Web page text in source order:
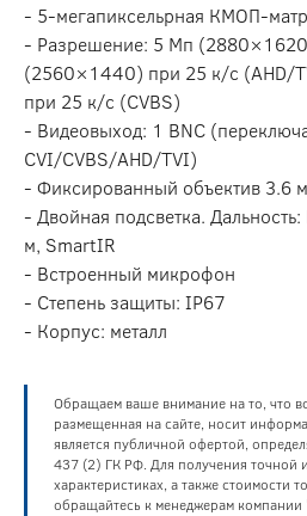
- 5-мегапиксельрная КМОП-
- Разрешение: 5 Мп
(2560×1440) при 25 к/c (AHD/
при 25 к/с (CVBS)
- Видеовыход: 1 BNC
CVI/CVBS/AHD/TVI)
- Фиксированный объектив 3.6
- Двойная подсветка.
м, SmartIR
- Встроенный микрофон
- Степень защиты: IP67
- Корпус: металл
Обращаем ваше внимание на то, что
размещенная на сайте, носит
является публичной офертой,
437 (2) ГК РФ. Для получения точной
характеристиках, а также стоимости
обращайтесь к менеджерам